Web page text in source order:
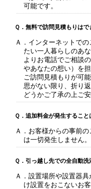
可能です。
Ｑ．無料で訪問見積もりはで
Ａ．インターネットで
たい一人暮らしのあ
よりお電話でご相談
やあなたの想い）を
ご訪問見積もりが可
思がない限り、折り
どうかご了承の上ご
Ｑ．追加料金が発生するこ
Ａ．お客様からの事前
は一切発生しません。
Ｑ．引っ越し先での全自動
Ａ．設置場所や設置器
け設置をおこないお